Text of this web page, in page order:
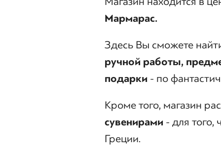
Мармарас.
Здесь Вы сможете
ручной работы,
подарки - по
Кроме того, магазин
сувенирами - для
Греции.